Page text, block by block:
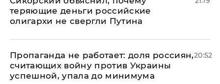
теряющие деньги российские
олигархи не свергли Путина
​Пропаганда не работает: доля россиян,
считающих войну против Украины
успешной, упала до минимума
20:52